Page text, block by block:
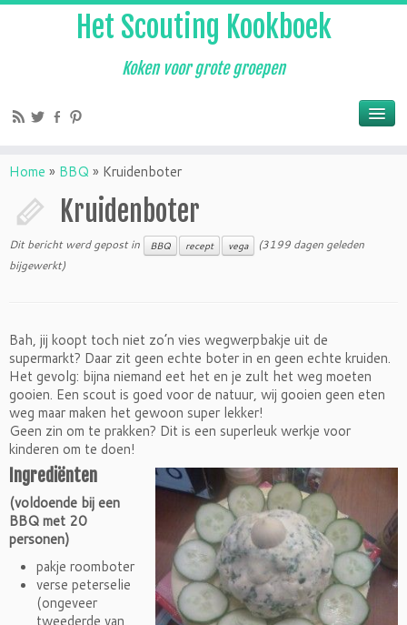
Het Scouting Kookboek
Koken voor grote groepen
Home » BBQ » Kruidenboter
Kruidenboter
Dit bericht werd gepost in BBQ recept vega
(3199 dagen geleden
bijgewerkt)
Bah, jij koopt toch niet zo’n vies wegwerpbakje uit de
supermarkt? Daar zit geen echte boter in en geen echte kruiden.
Het gevolg: bijna niemand eet het en je zult het weg moeten
gooien. Een scout is goed voor de natuur, wij gooien geen eten
weg maar maken het gewoon super lekker!
Geen zin om te prakken? Dit is een superleuk werkje voor
kinderen om te doen!
Ingrediënten
(voldoende bij een
BBQ met 20
personen)
pakje roomboter
verse peterselie
(ongeveer
tweederde van